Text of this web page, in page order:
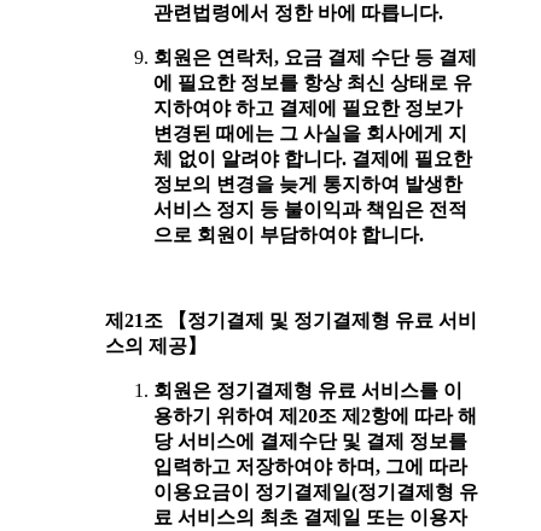
관련법령에서 정한 바에 따릅니다.
회원은 연락처, 요금 결제 수단 등 결제
에 필요한 정보를 항상 최신 상태로 유
지하여야 하고 결제에 필요한 정보가
변경된 때에는 그 사실을 회사에게 지
체 없이 알려야 합니다. 결제에 필요한
정보의 변경을 늦게 통지하여 발생한
서비스 정지 등 불이익과 책임은 전적
으로 회원이 부담하여야 합니다.
제21조 【정기결제 및 정기결제형 유료 서비
스의 제공】
회원은 정기결제형 유료 서비스를 이
용하기 위하여 제20조 제2항에 따라 해
당 서비스에 결제수단 및 결제 정보를
입력하고 저장하여야 하며, 그에 따라
이용요금이 정기결제일(정기결제형 유
료 서비스의 최초 결제일 또는 이용자